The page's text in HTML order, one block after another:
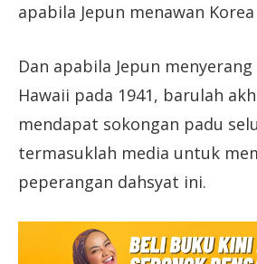
apabila Jepun menawan
Dan apabila Jepun
Hawaii pada 1941, barulah
mendapat sokongan padu
termasuklah media untuk
peperangan dahsyat ini.